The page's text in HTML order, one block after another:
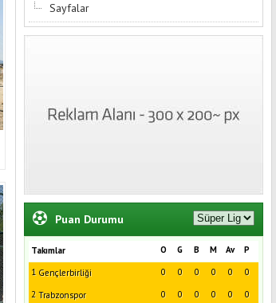
Sayfalar
Puan Durumu
Takımlar P
Av
M
B
G
O
1 Gençlerbirliği 0
0
0
0
0
0
2 Trabzonspor 0
0
0
0
0
0